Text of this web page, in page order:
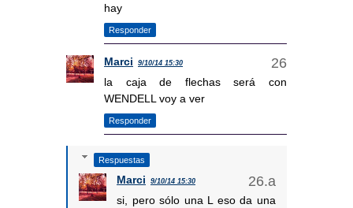
hay
Responder
Marci 9/10/14 15:30
la caja de flechas será con
WENDELL voy a ver
Responder
Respuestas
Marci 9/10/14 15:30
si, pero sólo una L eso da una